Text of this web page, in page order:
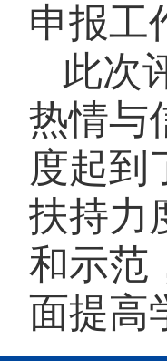
申报工
此次
热情与
度起到
扶持力
和示范
面提高